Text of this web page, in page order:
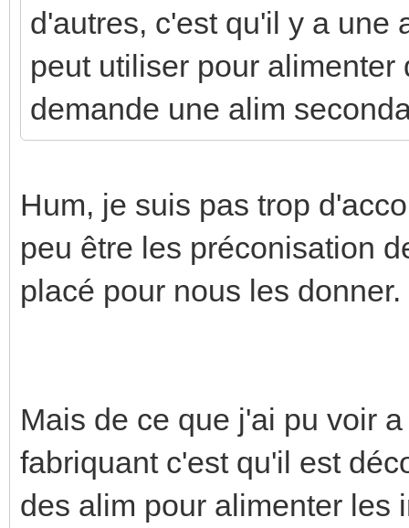
d'autres, c'est qu'il y a une
peut utiliser pour
demande une alim
Hum, je suis pas trop
peu être les préconisation
placé pour nous les donner.
Mais de ce que j'ai pu voir
fabriquant c'est qu'il est
des alim pour alimenter les